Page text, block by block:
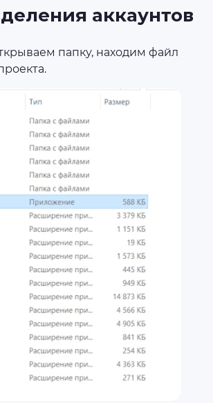
аккаунтов
папку, находим файл